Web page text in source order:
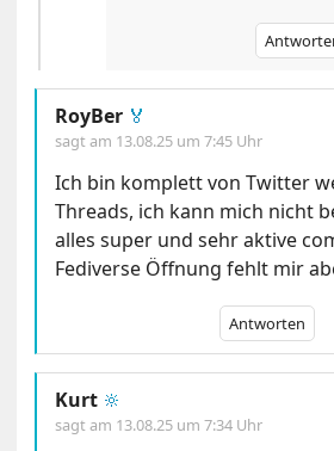
RoyBer 🏅
sagt am 13.08.25 um 7:45 Uhr
Ich bin komplett von Twitter
Threads, ich kann mich nicht
alles super und sehr aktive
Fediverse Öffnung fehlt mir
Antworten
Kurt 🔆
sagt am 13.08.25 um 7:34 Uhr